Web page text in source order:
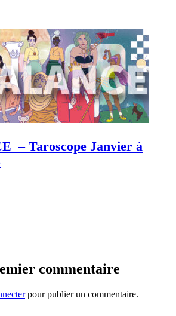
– Taroscope Janvier à
commentaire
pour publier un commentaire.